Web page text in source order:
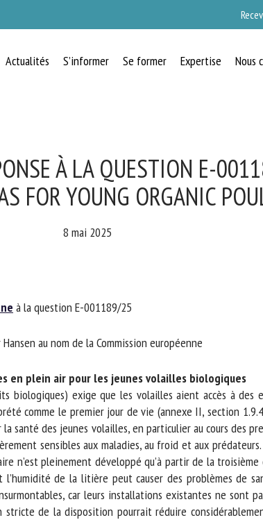
Actualités S’informer Se former Expertise Nous
À LA QUESTION E-
FOR YOUNG ORGANIC
8 mai 2025
à la question E-001189/25
au nom de la Commission européenne
en plein air pour les jeunes volailles biologiques
biologiques) exige que les volailles aient accès à des
comme le premier jour de vie (annexe II, section
santé des jeunes volailles, en particulier au cours des
sensibles aux maladies, au froid et aux prédateurs.
n’est pleinement développé qu’à partir de la troisième
de la litière peut causer des problèmes de
car leurs installations existantes ne sont
stricte de la disposition pourrait réduire
BIEN-ÊTRE ANIMAL
*
E-mail *
formulaire, j'accepte que les informations saisies soient
de la relation avec le CNR BEA. *
* sont obligatoires